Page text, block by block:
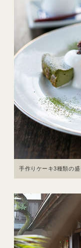
手作りケーキ3種類の